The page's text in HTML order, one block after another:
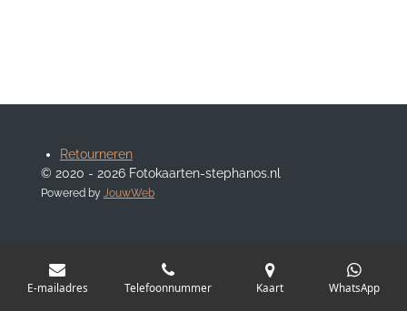
Retourneren
© 2020 - 2026 Fotokaarten-stephanos.nl
Powered by JouwWeb
E-mailadres Telefoonnummer Kaart WhatsApp